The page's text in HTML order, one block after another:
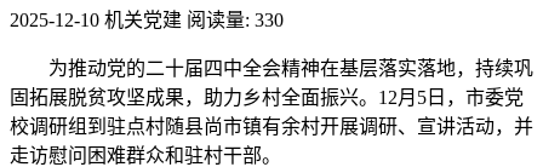
2025-12-10 机关党建 阅读量: 330
为推动党的二十届四中全会精神在基层落实落地，持续巩
固拓展脱贫攻坚成果，助力乡村全面振兴。12月5日，市委党
校调研组到驻点村随县尚市镇有余村开展调研、宣讲活动，并
走访慰问困难群众和驻村干部。